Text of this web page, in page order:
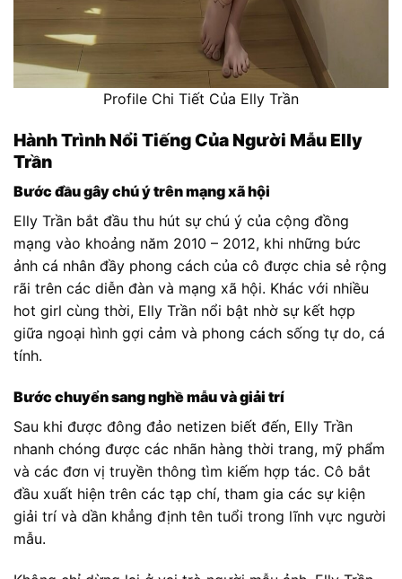
Profile Chi Tiết Của Elly Trần
Hành Trình Nổi Tiếng Của Người Mẫu Elly
Trần
Bước đầu gây chú ý trên mạng xã hội
Elly Trần bắt đầu thu hút sự chú ý của cộng đồng
mạng vào khoảng năm 2010 – 2012, khi những bức
ảnh cá nhân đầy phong cách của cô được chia sẻ rộng
rãi trên các diễn đàn và mạng xã hội. Khác với nhiều
hot girl cùng thời, Elly Trần nổi bật nhờ sự kết hợp
giữa ngoại hình gợi cảm và phong cách sống tự do, cá
tính.
Bước chuyển sang nghề mẫu và giải trí
Sau khi được đông đảo netizen biết đến, Elly Trần
nhanh chóng được các nhãn hàng thời trang, mỹ phẩm
và các đơn vị truyền thông tìm kiếm hợp tác. Cô bắt
đầu xuất hiện trên các tạp chí, tham gia các sự kiện
giải trí và dần khẳng định tên tuổi trong lĩnh vực người
mẫu.